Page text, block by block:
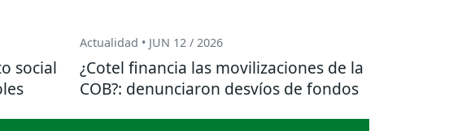
social
Actualidad • JUN 12 / 2026
¿Cotel financia las movilizaciones de la
COB?: denunciaron desvíos de fondos